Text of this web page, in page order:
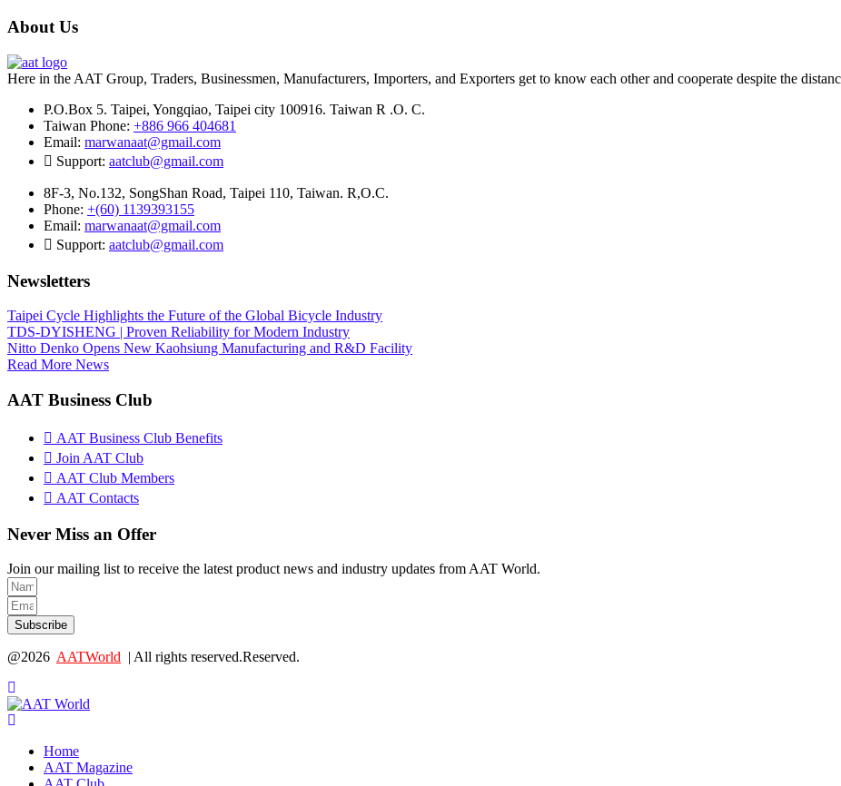
About Us
Here in the AAT Group, Traders, Businessmen, Manufacturers, Importers, and Exporters get to know each other and cooperate despite the
P.O.Box 5. Taipei, Yongqiao, Taipei city 100916. Taiwan R .O. C.
Taiwan Phone: +886 966 404681
Email: marwanaat@gmail.com
Support: aatclub@gmail.com
8F-3, No.132, SongShan Road, Taipei 110, Taiwan. R,O.C.
Phone: +(60) 1139393155
Email: marwanaat@gmail.com
Support: aatclub@gmail.com
Newsletters
Taipei Cycle Highlights the Future of the Global Bicycle Industry
TDS-DYISHENG | Proven Reliability for Modern Industry
Nitto Denko Opens New Kaohsiung Manufacturing and R&D Facility
Read More News
AAT Business Club
AAT Business Club Benefits
Join AAT Club
AAT Club Members
AAT Contacts
Never Miss an Offer
Join our mailing list to receive the latest product news and industry updates from AAT World.
Subscribe
@2026 AATWorld | All rights reserved.Reserved.
Home
AAT Magazine